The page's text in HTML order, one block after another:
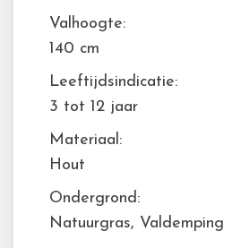
Valhoogte:
140 cm
Leeftijdsindicatie:
3 tot 12 jaar
Materiaal:
Hout
Ondergrond:
Natuurgras, Valdemping